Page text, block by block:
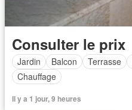
Consulter le prix
Jardin Balcon Terrasse
Chauffage
Il y a 1 jour, 9 heures